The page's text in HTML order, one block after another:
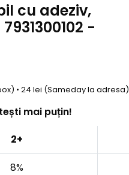
cu adeziv,
-
• 24 lei (Sameday la adresa)
mai puțin!
2+
8%